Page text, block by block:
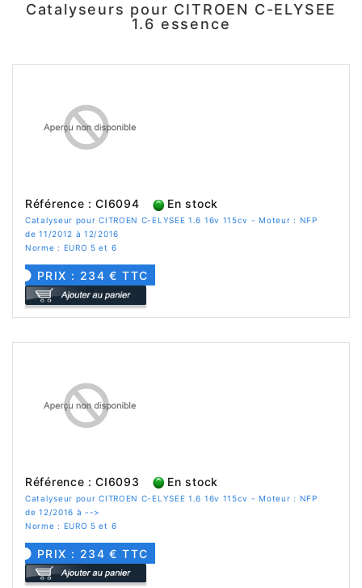
Catalyseurs pour CITROEN C-ELYSEE
1.6 essence
Référence : CI6094 En stock
Catalyseur pour CITROEN C-ELYSEE 1.6 16v 115cv - Moteur : NFP
de 11/2012 à 12/2016
Norme : EURO 5 et 6
PRIX : 234 € TTC
Référence : CI6093 En stock
Catalyseur pour CITROEN C-ELYSEE 1.6 16v 115cv - Moteur : NFP
de 12/2016 à -->
Norme : EURO 5 et 6
PRIX : 234 € TTC